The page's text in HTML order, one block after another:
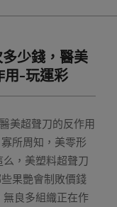
少錢，醫美
用-玩運彩
美超聲刀的反作用
所周知，美零形
，美塑料超聲刀
果艷會制敗價錢
良多組織正在作